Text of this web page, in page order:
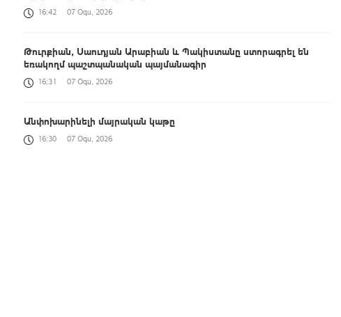
16:42 07 Օգս, 2026
Թուրքիան, Սաուդյան Արաբիան և Պակիստանը ստորագրել են
եռակողմ պաշտպանական պայմանագիր
16:31 07 Օգս, 2026
Անփոխարինելի մայրական կաթը
16:30 07 Օգս, 2026